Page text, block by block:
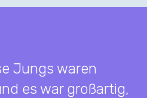
Jungs waren
es war großartig,